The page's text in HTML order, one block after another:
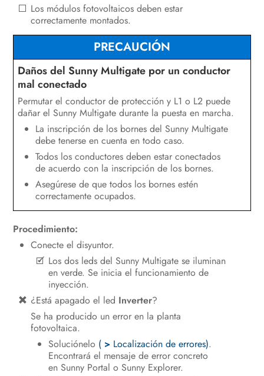
Los módulos fotovoltaicos deben estar
correctamente montados.
PRECAUCIÓN
Daños del Sunny Multigate por un conductor
mal conectado
Permutar el conductor de protección y L1 o L2 puede
dañar el Sunny Multigate durante la puesta en marcha.
La inscripción de los bornes del Sunny Multigate
debe tenerse en cuenta en todo caso.
Todos los conductores deben estar conectados
de acuerdo con la inscripción de los bornes.
Asegúrese de que todos los bornes estén
correctamente ocupados.
Procedimiento:
Conecte el disyuntor.
Los dos leds del Sunny Multigate se iluminan
en verde. Se inicia el funcionamiento de
inyección.
¿Está apagado el led Inverter?
Se ha producido un error en la planta
fotovoltaica.
Soluciónelo ( > Localización de errores).
Encontrará el mensaje de error concreto
en Sunny Portal o Sunny Explorer.